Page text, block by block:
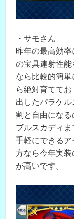
・サモさん
昨年の最高効
の宝具連射性
なら比較的簡
ら絶対育てて
出したパラケ
割と自由にな
ブルスカディ
手軽にできる
方なら今年実
が高いです。